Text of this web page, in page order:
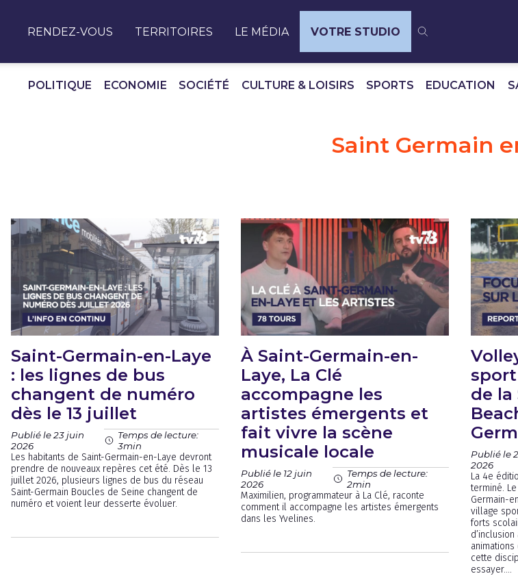
RENDEZ-VOUS TERRITOIRES LE MÉDIA VOTRE STUDIO
POLITIQUE ECONOMIE SOCIÉTÉ CULTURE & LOISIRS SPORTS EDUCATION
Saint Germain
Saint-Germain-en-Laye
: les lignes de bus
changent de numéro
dès le 13 juillet
Publié le 23 juin
2026
Temps de lecture:
3min
Les habitants de Saint-Germain-en-Laye devront
prendre de nouveaux repères cet été. Dès le 13
juillet 2026, plusieurs lignes de bus du réseau
Saint-Germain Boucles de Seine changent de
numéro et voient leur desserte évoluer.
À Saint-Germain-en-
Laye, La Clé
accompagne les
artistes émergents et
fait vivre la scène
musicale locale
Publié le 12 juin
2026
Temps de lecture:
2min
Maximilien, programmateur à La Clé, raconte
comment il accompagne les artistes émergents
dans les Yvelines.
de la
Publié le
2026
La 4e
terminé.
Germain-
village
forts
cette
essayer....